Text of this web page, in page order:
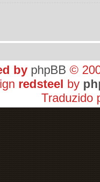
by phpBB ©
redsteel by
Traduzido